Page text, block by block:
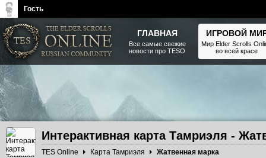
Интерактивная карта Тамриэля -
TES Online Карта Тамриэля Жатвенная марка
The Elder Scrolls, Fallout,
Bethesda Softworks - статьи,
новости, дополнения
ГЛАВНАЯ
Все самые свежие
новости про TESO
ИГРОВОЙ
Мир Elder Scrolls
во всей красе
Гость